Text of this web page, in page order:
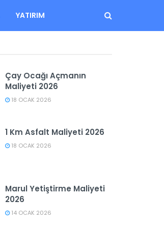
YATIRIM
Çay Ocağı Açmanın
Maliyeti 2026
18 OCAK 2026
1 Km Asfalt Maliyeti 2026
18 OCAK 2026
Marul Yetiştirme Maliyeti
2026
14 OCAK 2026